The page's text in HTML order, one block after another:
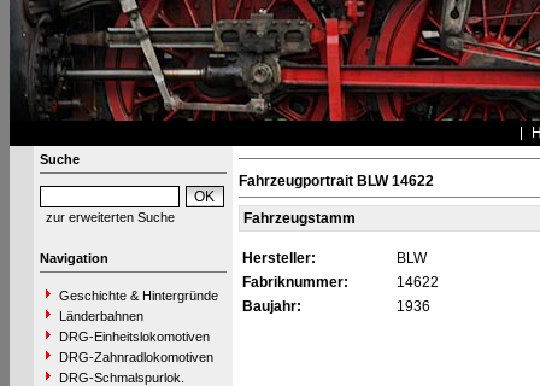
Suche
zur erweiterten Suche
Navigation
Geschichte & Hintergründe
Länderbahnen
DRG-Einheitslokomotiven
DRG-Zahnradlokomotiven
DRG-Schmalspurlok.
Fahrzeugportrait BLW 14622
Fahrzeugstamm
Hersteller:
BLW
Fabriknummer:
14622
Baujahr:
1936